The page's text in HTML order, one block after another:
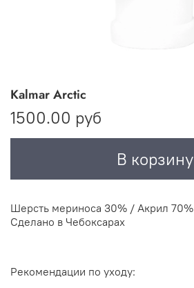
Kalmar Arctic
1500.00 руб
В корзину
Шерсть мериноса 30% / Акрил 70%
Сделано в Чебоксарах
Рекомендации по уходу: